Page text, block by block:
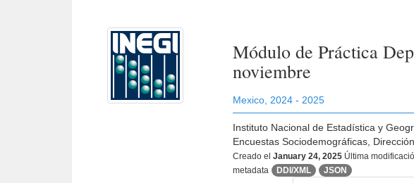
Módulo de Práctica
noviembre
Mexico 2024 - 2025
Instituto Nacional de Estadística y
Encuestas Sociodemográficas,
Creado elJanuary 24, 2025 Última
metadata
DDI/XML JSON